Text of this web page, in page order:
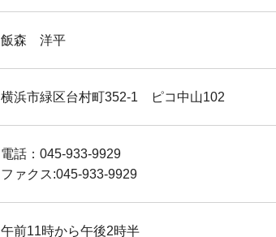
飯森 洋平
横浜市緑区台村町352-1 ピコ中山102
電話：045-933-9929
ファクス:045-933-9929
午前11時から午後2時半